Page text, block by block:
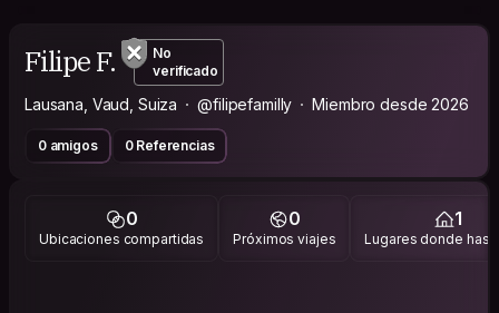
Filipe F.
No
verificado
Lausana, Vaud, Suiza @filipefamilly Miembro desde 2026
0 amigos 0 Referencias
0
Ubicaciones compartidas
0
Próximos viajes
1
Lugares donde has